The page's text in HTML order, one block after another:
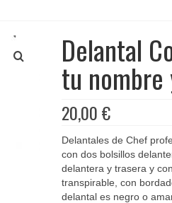
Delantal
tu nombre
20,00€
Delantales de Chef
con dos bolsillos
delantera y trasera y
transpirable, con
delantal es negro o